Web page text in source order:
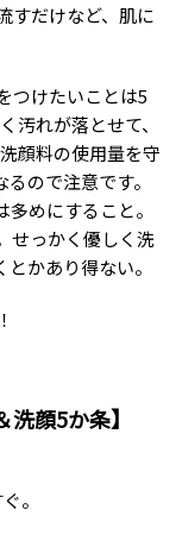
すだけなど、肌に
つけたいことは5
汚れが落とせて、
顔料の使用量を守
ので注意です。
めにすること。
せっかく優しく洗
かあり得ない。
顔5か条】
。